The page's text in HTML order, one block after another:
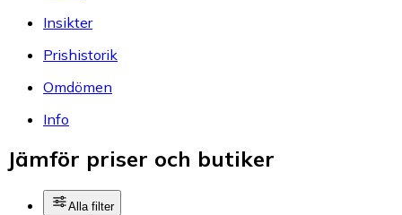
Insikter
Prishistorik
Omdömen
Info
Jämför priser och butiker
Alla filter